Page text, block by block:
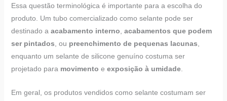
Essa questão terminológica é importante para a escolha do
produto. Um tubo comercializado como selante pode ser
destinado a acabamento interno acabamentos que podem
ser pintados , ou preenchimento de pequenas lacunas
enquanto um selante de silicone genuíno costuma ser
projetado para movimento e exposição à umidade.
Em geral, os produtos vendidos como selante costumam ser